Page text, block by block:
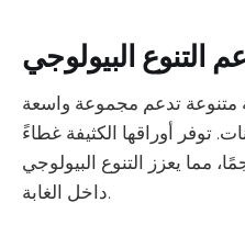
التنوع البيولوجي
متنوعة تدعم مجموعة واسعة
توفر أوراقها الكثيفة غطاءً
مما يعزز التنوع البيولوجي
داخل الغابة.